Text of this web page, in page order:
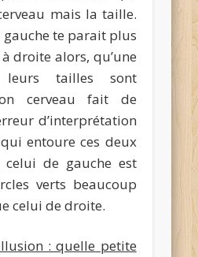
mais la taille.
gauche te parait plus
droite alors, qu’une
leurs tailles sont
cerveau fait de
d’interprétation
entoure ces deux
celui de gauche est
verts beaucoup
celui de droite.
: quelle petite